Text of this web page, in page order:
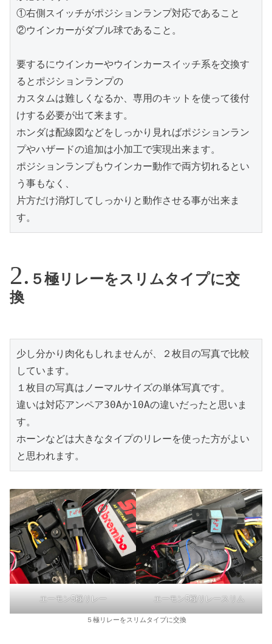
①右側スイッチがポジションランプ対応であること
②ウインカーがダブル球であること。
要するにウインカーやウインカースイッチ系を交換す
るとポジションランプの
カスタムは難しくなるか、専用のキットを使って後付
けする必要が出て来ます。
ホンダは配線図などをしっかり見ればポジションラン
プやハザードの追加は小加工で実現出来ます。
ポジションランプもウインカー動作で両方切れるとい
う事もなく、
片方だけ消灯してしっかりと動作させる事が出来ま
す。
５極リレーをスリムタイプに交
換
少し分かり肉化もしれませんが、２枚目の写真で比較
しています。
１枚目の写真はノーマルサイズの単体写真です。
違いは対応アンペア30Aか10Aの違いだったと思いま
す。
ホーンなどは大きなタイプのリレーを使った方がよい
と思われます。
エーモン5極リレー エーモン5極リレースリム
５極リレーをスリムタイプに交換